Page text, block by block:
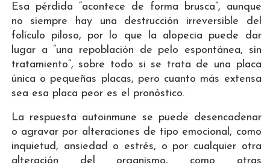
Esa pérdida “acontece de forma brusca”, aunque
no siempre hay una destrucción irreversible del
folículo piloso, por lo que la alopecia puede dar
lugar a “una repoblación de pelo espontánea, sin
tratamiento”, sobre todo si se trata de una placa
única o pequeñas placas, pero cuanto más extensa
sea esa placa peor es el pronóstico.
La respuesta autoinmune se puede desencadenar
o agravar por alteraciones de tipo emocional, como
inquietud, ansiedad o estrés, o por cualquier otra
alteración del organismo, como otras